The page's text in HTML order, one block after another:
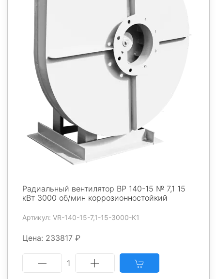
Радиальный вентилятор ВР 140-15 № 7,1 15
кВт 3000 об/мин коррозионностойкий
Артикул: VR-140-15-7,1-15-3000-K1
Цена: 233817 ₽
1